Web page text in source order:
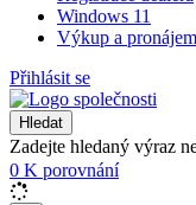
Windows 11
Výkup a pronájem
Přihlásit se
Hledat
Zadejte hledaný výraz
0 K porovnání